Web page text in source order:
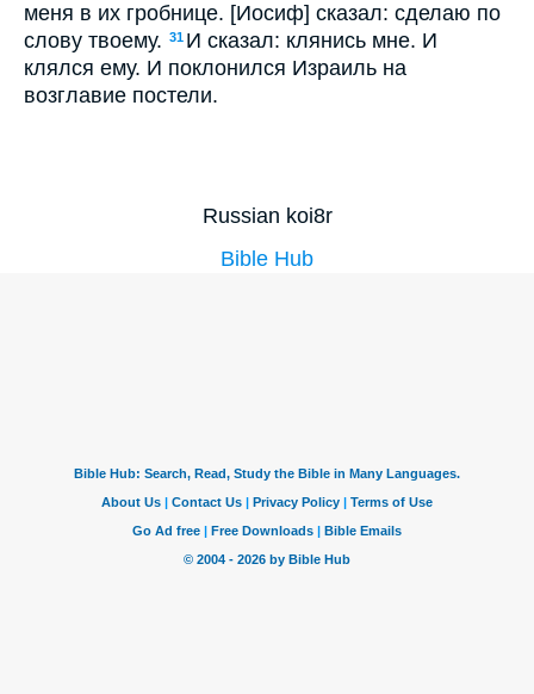
меня в их гробнице. [Иосиф] сказал: сделаю по
слову твоему. 31 И сказал: клянись мне. И
клялся ему. И поклонился Израиль на
возглавие постели.
Russian koi8r
Bible Hub